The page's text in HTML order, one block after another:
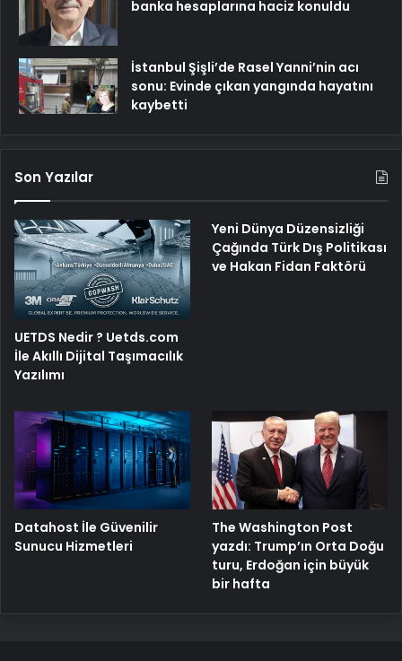
banka hesaplarına haciz konuldu
İstanbul Şişli’de Rasel Yanni’nin acı
sonu: Evinde çıkan yangında hayatını
kaybetti
Son Yazılar
UETDS Nedir ? Uetds.com
İle Akıllı Dijital Taşımacılık
Yazılımı
Yeni Dünya Düzensizliği
Çağında Türk Dış Politikası
ve Hakan Fidan Faktörü
Datahost İle Güvenilir
Sunucu Hizmetleri
The Washington Post
yazdı: Trump’ın Orta Doğu
turu, Erdoğan için büyük
bir hafta